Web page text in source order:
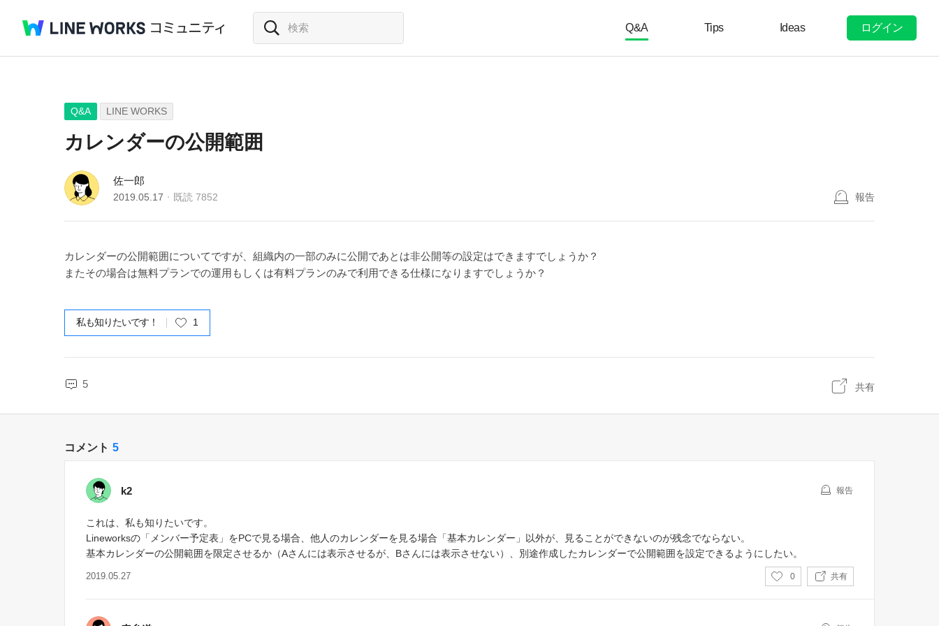
Q&A Tips Ideas ログイン
Q&A LINE WORKS
カレンダーの公開範囲
佐一郎
2019.05.17 既読 7852 報告
カレンダーの公開範囲についてですが、組織内の一部のみに公開であとは非公開等の設定はできますでしょうか？
またその場合は無料プランでの運用もしくは有料プランのみで利用できる仕様になりますでしょうか？
私も知りたいです！ 1
5 共有
コメント 5
k2 報告
これは、私も知りたいです。
Lineworksの「メンバー予定表」をPCで見る場合、他人のカレンダーを見る場合「基本カレンダー」以外が、見ることができないのが残念でならない。
基本カレンダーの公開範囲を限定させるか（Aさんには表示させるが、Bさんには表示させない）、別途作成したカレンダーで公開範囲を設定できるようにしたい。
2019.05.27
い
0 共有